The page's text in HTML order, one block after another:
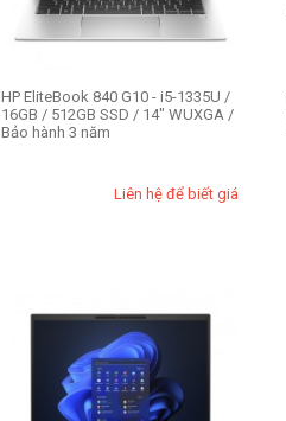
HP EliteBook 840 G10 - i5-1335U /
16GB / 512GB SSD / 14" WUXGA /
Bảo hành 3 năm
Liên hệ để biết giá